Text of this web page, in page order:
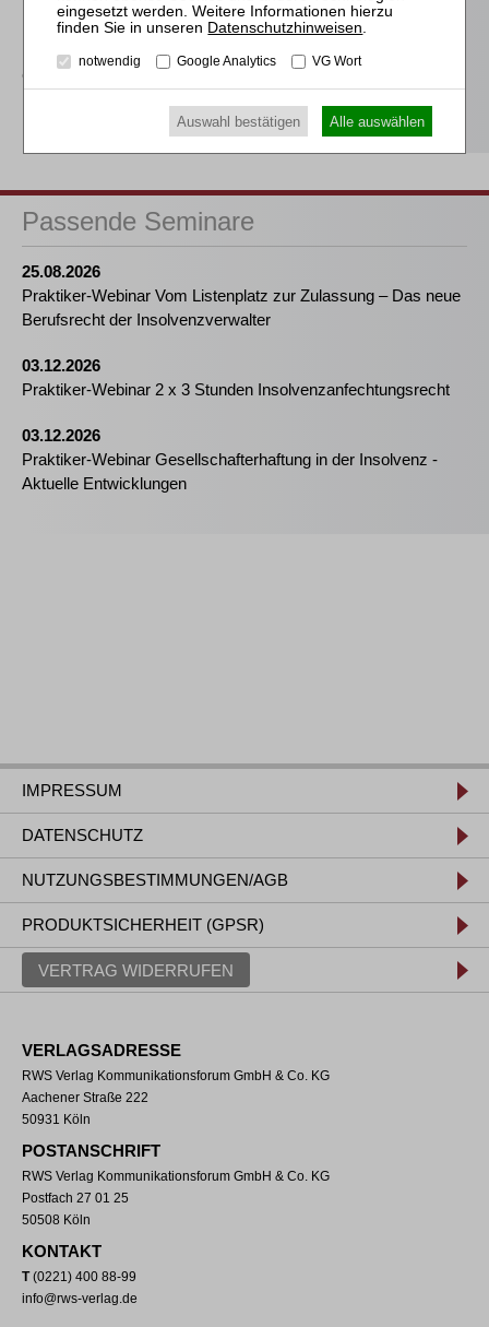
InsO – Kommentar zur
Insolvenzordnung
Graf-Schlicker (Hrsg.)
Passende Seminare
25.08.2026
Praktiker-Webinar Vom Listenplatz zur Zulassung – Das neue
Berufsrecht der Insolvenzverwalter
03.12.2026
Praktiker-Webinar 2 x 3 Stunden Insolvenzanfechtungsrecht
03.12.2026
Praktiker-Webinar Gesellschafterhaftung in der Insolvenz -
Aktuelle Entwicklungen
IMPRESSUM
DATENSCHUTZ
NUTZUNGSBESTIMMUNGEN/AGB
PRODUKTSICHERHEIT (GPSR)
VERTRAG WIDERRUFEN
VERLAGSADRESSE
RWS Verlag Kommunikationsforum GmbH & Co. KG
Aachener Straße 222
50931 Köln
POSTANSCHRIFT
RWS Verlag Kommunikationsforum GmbH & Co. KG
Postfach 27 01 25
50508 Köln
KONTAKT
T(0221) 400 88-99
info@rws-verlag.de
Datenschutzhinweisen
notwendig Google Analytics VG Wort
Auswahl bestätigen Alle auswählen